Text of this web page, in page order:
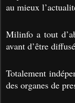
au mieux
Milinfo a tout
avant d’être
Totalement
des organes de